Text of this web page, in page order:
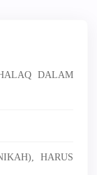
DALAM
HARUS